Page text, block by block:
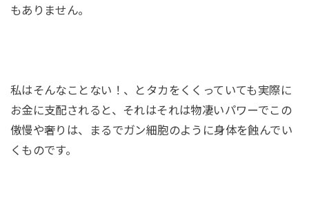
もありません。
私はそんなことない！、とタカをくくっていても実際に
お金に支配されると、それはそれは物凄いパワーでこの
傲慢や奢りは、まるでガン細胞のように身体を蝕んでい
くものです。